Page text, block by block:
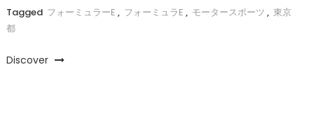
Tagged フォーミュラーE , フォーミュラE , モータースポーツ , 東京
都
Discover